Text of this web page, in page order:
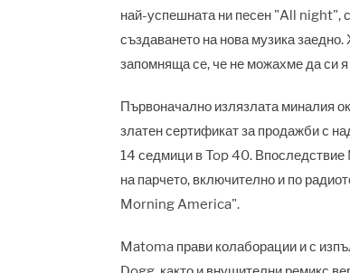
най-успешната ни песен "All night",
създаването на нова музика
запомняща се, че не можахме да си я
Първоначално излязлата миналия
златен сертификат за продажби с
14 седмици в Top 40.
на парчето, включително и по
Morning America".
Matoma прави колаборации и с